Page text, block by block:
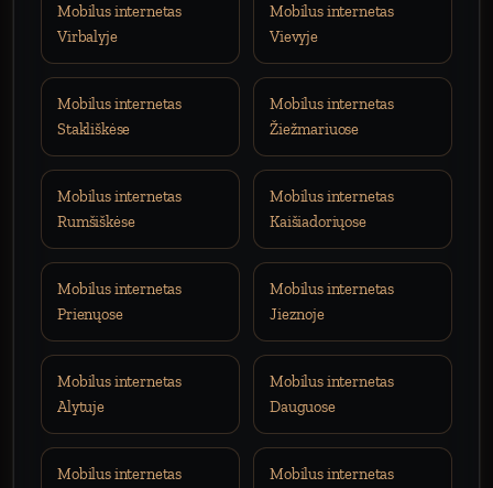
Mobilus internetas
Virbalyje
Mobilus internetas
Vievyje
Mobilus internetas
Stakliškėse
Mobilus internetas
Žiežmariuose
Mobilus internetas
Rumšiškėse
Mobilus internetas
Kaišiadoriųose
Mobilus internetas
Prienųose
Mobilus internetas
Jieznoje
Mobilus internetas
Alytuje
Mobilus internetas
Dauguose
Mobilus internetas
Mobilus internetas